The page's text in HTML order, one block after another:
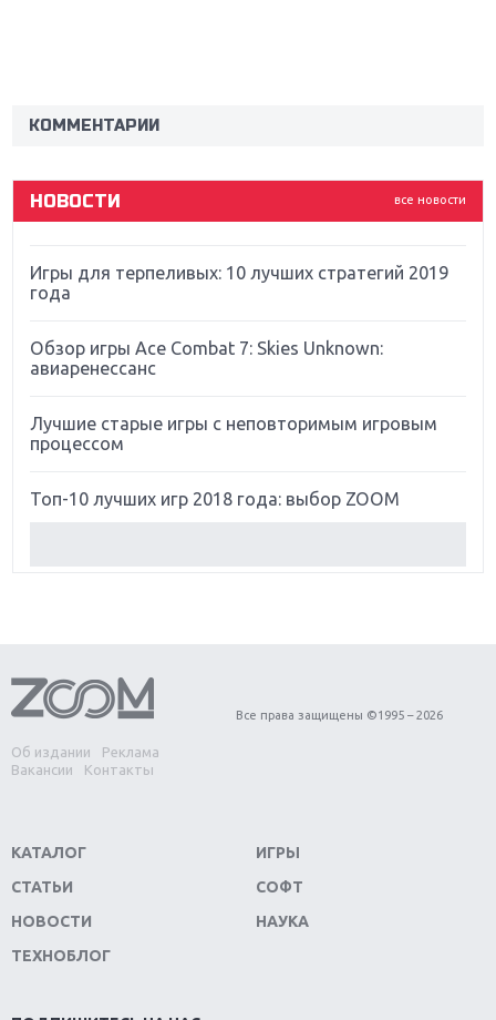
КОММЕНТАРИИ
все новости
НОВОСТИ
Far Cry 5: хвалить нельзя ругать
Игры для терпеливых: 10 лучших стратегий 2019
года
Обзор игры Ace Combat 7: Skies Unknown:
авиаренессанс
Лучшие старые игры с неповторимым игровым
процессом
Топ-10 лучших игр 2018 года: выбор ZOOM
Обзор игры Forza Horizon 4: вершина эволюции
Две важных новинки для консолей: Spider-Man и
Divinity Original Sin 2
Switch
Обзор игры The Crew 2: покорение Америки
Важнейшие анонсы E3 2018
Об издании
Реклама
Вакансии
Контакты
Все права защищены ©1995 – 2026
КАТАЛОГ
СТАТЬИ
НОВОСТИ
ТЕХНОБЛОГ
ИГРЫ
СОФТ
НАУКА